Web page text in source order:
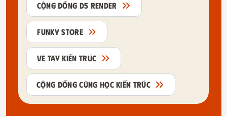
CỘNG ĐỒNG D5 RENDER
FUNKY STORE
VẼ TAY KIẾN TRÚC
CỘNG ĐỒNG CÙNG HỌC KIẾN TRÚC